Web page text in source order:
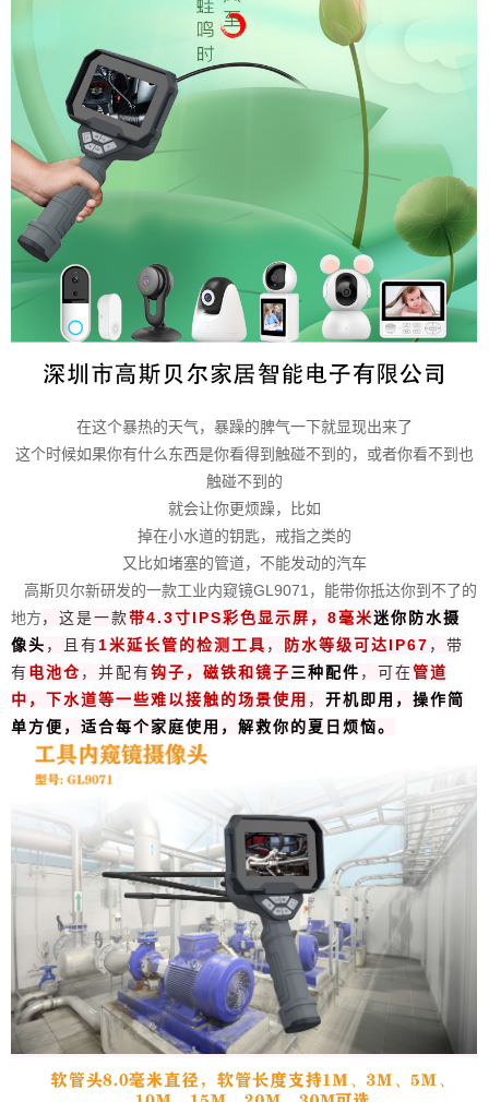
在这个暴热的天气，暴躁的脾气一下就显现出来了
这个时候如果你有什么东西是你看得到触碰不到的，或者你看不到也
触碰不到的
就会让你更烦躁，比如
掉在小水道的钥匙，戒指之类的
又比如堵塞的管道，不能发动的汽车
高斯贝尔新研发的一款工业内窥镜GL9071，能带你抵达你到不了的
地方，这是一款带4.3寸IPS彩色显示屏， 8毫米迷你防水摄
像头 ，且有1米延长管的检测工具 ， 防水等级可达IP67 ，带
有电池仓 ，并配有钩子，磁铁和镜子三种配件 ，可在管道
中，下水道等一些难以接触的场景使用 ， 开机即用，操作简
单方便，适合每个家庭使用，解救你的夏日烦恼。